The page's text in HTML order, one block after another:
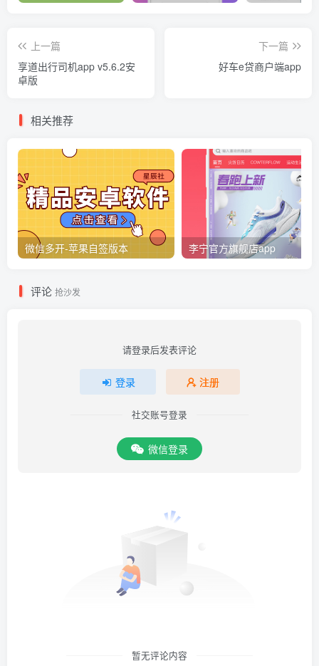
上一篇
享道出行司机app v5.6.2安
卓版
下一篇
好车e贷商户端app
相关推荐
微信多开-苹果自签版本 李宁官方旗舰店app
评论 抢沙发
请登录后发表评论
登录 注册
社交账号登录
微信登录
暂无评论内容